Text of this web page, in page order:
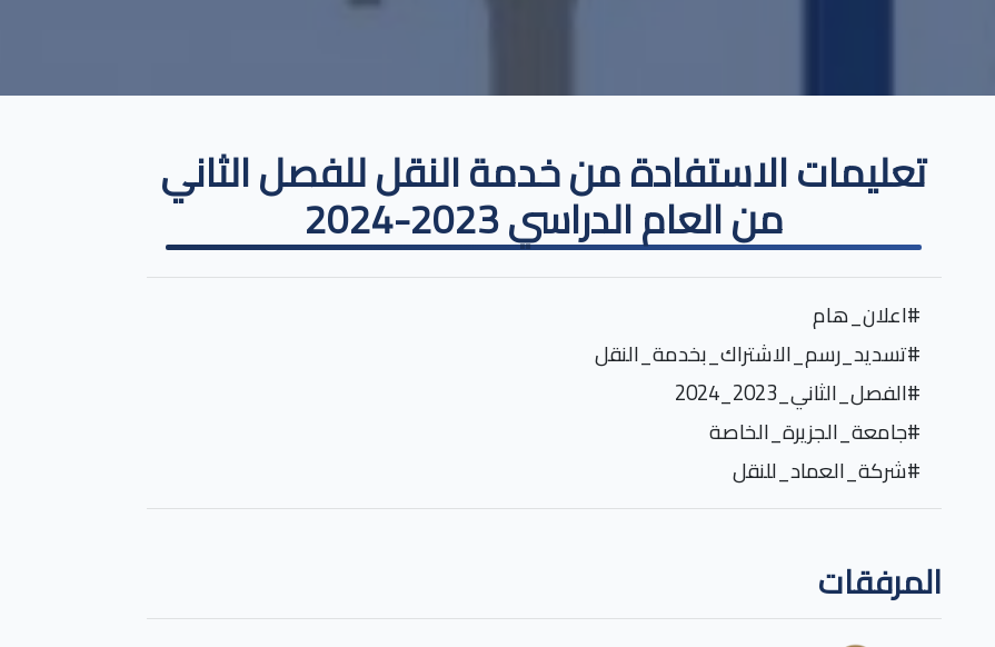
تعليمات الاستفادة من خدمة النقل للفصل الثاني
من العام الدراسي 2023-2024
#اعلان_هام
#تسديد_رسم_الاشتراك_بخدمة_النقل
#الفصل_الثاني_2023_2024
#جامعة_الجزيرة_الخاصة
#شركة_العماد_للنقل
المرفقات